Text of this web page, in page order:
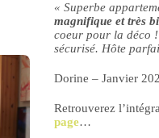
« Superbe
magnifique et très
coeur pour la déco
sécurisé. Hôte
Dorine – Janvier
Retrouverez
page…